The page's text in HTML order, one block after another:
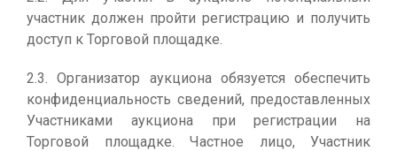
участник должен пройти регистрацию и получить
доступ к Торговой площадке.
2.3. Организатор аукциона обязуется обеспечить
конфиденциальность сведений, предоставленных
Участниками аукциона при регистрации на
Торговой площадке. Частное лицо, Участник